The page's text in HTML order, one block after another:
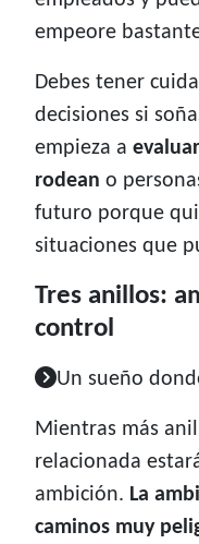
empeore
Debes tener
decisiones si
empieza a
rodean o
futuro porque
situaciones que
Tres anillos:
control
Un sueño
Mientras más
relacionada
ambición. La
caminos muy